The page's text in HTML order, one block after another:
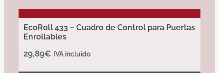
EcoRoll 433 – Cuadro de Control para Puertas
Enrollables
29,89€ IVA incluido